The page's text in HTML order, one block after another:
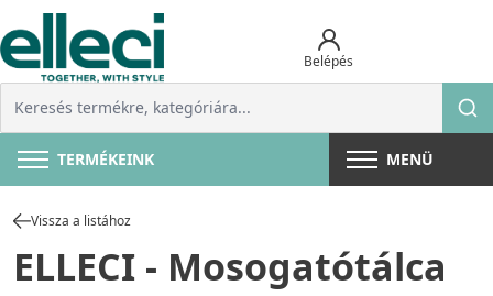
Belépés
TERMÉKEINK MENÜ
Vissza a listához
ELLECI - Mosogatótálca